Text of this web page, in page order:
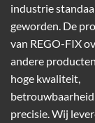
industrie
geworden. De
van REGO-FIX
andere
hoge kwaliteit,
betrouwbaarheid
precisie. Wij